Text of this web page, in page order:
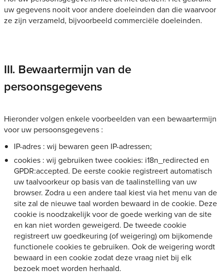
uw gegevens nooit voor andere doeleinden dan die waarvoor
ze zijn verzameld, bijvoorbeeld commerciële doeleinden.
III. Bewaartermijn van de
persoonsgegevens
Hieronder volgen enkele voorbeelden van een bewaartermijn
voor uw persoonsgegevens :
IP-adres : wij bewaren geen IP-adressen;
cookies : wij gebruiken twee cookies: i18n_redirected en
GPDR:accepted. De eerste cookie registreert automatisch
uw taalvoorkeur op basis van de taalinstelling van uw
browser. Zodra u een andere taal kiest via het menu van de
site zal de nieuwe taal worden bewaard in de cookie. Deze
cookie is noodzakelijk voor de goede werking van de site
en kan niet worden geweigerd. De tweede cookie
registreert uw goedkeuring (of weigering) om bijkomende
functionele cookies te gebruiken. Ook de weigering wordt
bewaard in een cookie zodat deze vraag niet bij elk
bezoek moet worden herhaald.